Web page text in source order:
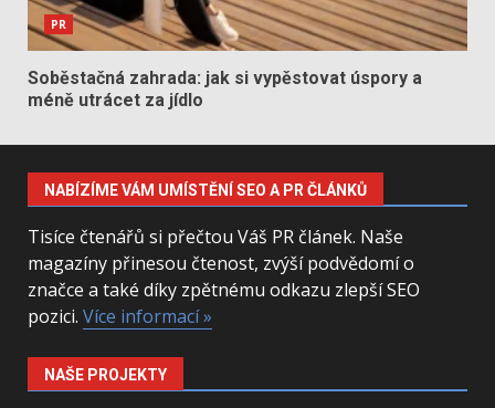
PR
Soběstačná zahrada: jak si vypěstovat úspory a
méně utrácet za jídlo
NABÍZÍME VÁM UMÍSTĚNÍ SEO A PR ČLÁNKŮ
Tisíce čtenářů si přečtou Váš PR článek. Naše
magazíny přinesou čtenost, zvýší podvědomí o
značce a také díky zpětnému odkazu zlepší SEO
pozici. Více informací »
NAŠE PROJEKTY